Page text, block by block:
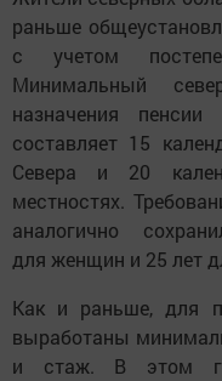
раньше
с учетом
Минимальный
назначения
составляет 15
Севера и 20
местностях.
аналогично
для женщин и 25 лет
Как и раньше, для
выработаны
и стаж. В этом